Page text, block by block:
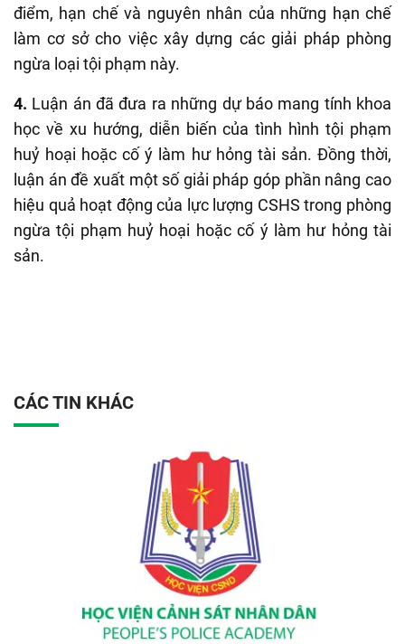
điểm, hạn chế và nguyên nhân của những hạn chế
làm cơ sở cho việc xây dựng các giải pháp phòng
ngừa loại tội phạm này.
4. Luận án đã đưa ra những dự báo mang tính khoa
học về xu hướng, diễn biến của tình hình tội phạm
huỷ hoại hoặc cố ý làm hư hỏng tài sản. Đồng thời,
luận án đề xuất một số giải pháp góp phần nâng cao
hiệu quả hoạt động của lực lượng CSHS trong phòng
ngừa tội phạm huỷ hoại hoặc cố ý làm hư hỏng tài
sản.
CÁC TIN KHÁC